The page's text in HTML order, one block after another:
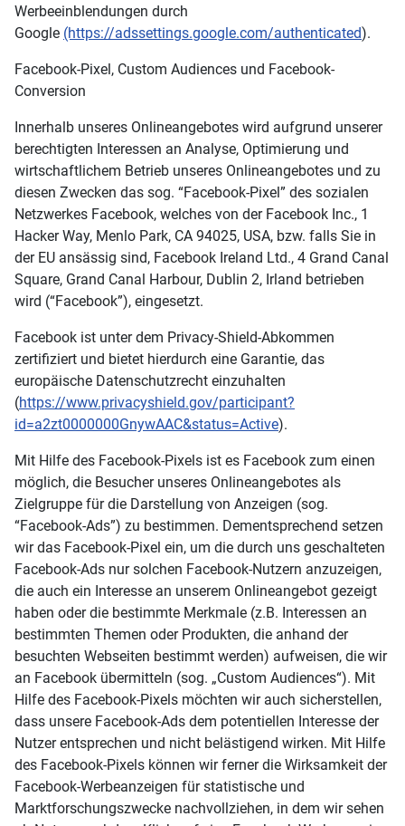
Werbeeinblendungen durch
Google (https://adssettings.google.com/authenticated).
Facebook-Pixel, Custom Audiences und Facebook-
Conversion
Innerhalb unseres Onlineangebotes wird aufgrund unserer
berechtigten Interessen an Analyse, Optimierung und
wirtschaftlichem Betrieb unseres Onlineangebotes und zu
diesen Zwecken das sog. “Facebook-Pixel” des sozialen
Netzwerkes Facebook, welches von der Facebook Inc., 1
Hacker Way, Menlo Park, CA 94025, USA, bzw. falls Sie in
der EU ansässig sind, Facebook Ireland Ltd., 4 Grand Canal
Square, Grand Canal Harbour, Dublin 2, Irland betrieben
wird (“Facebook”), eingesetzt.
Facebook ist unter dem Privacy-Shield-Abkommen
zertifiziert und bietet hierdurch eine Garantie, das
europäische Datenschutzrecht einzuhalten
(https://www.privacyshield.gov/participant?
id=a2zt0000000GnywAAC&status=Active).
Mit Hilfe des Facebook-Pixels ist es Facebook zum einen
möglich, die Besucher unseres Onlineangebotes als
Zielgruppe für die Darstellung von Anzeigen (sog.
“Facebook-Ads”) zu bestimmen. Dementsprechend setzen
wir das Facebook-Pixel ein, um die durch uns geschalteten
Facebook-Ads nur solchen Facebook-Nutzern anzuzeigen,
die auch ein Interesse an unserem Onlineangebot gezeigt
haben oder die bestimmte Merkmale (z.B. Interessen an
bestimmten Themen oder Produkten, die anhand der
besuchten Webseiten bestimmt werden) aufweisen, die wir
an Facebook übermitteln (sog. „Custom Audiences“). Mit
Hilfe des Facebook-Pixels möchten wir auch sicherstellen,
dass unsere Facebook-Ads dem potentiellen Interesse der
Nutzer entsprechen und nicht belästigend wirken. Mit Hilfe
des Facebook-Pixels können wir ferner die Wirksamkeit der
Facebook-Werbeanzeigen für statistische und
Marktforschungszwecke nachvollziehen, in dem wir sehen